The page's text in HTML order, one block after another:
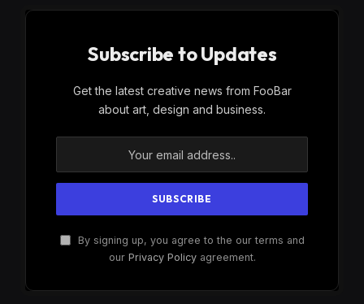
Subscribe to Updates
Get the latest creative news from FooBar
about art, design and business.
By signing up, you agree to the our terms and
our Privacy Policyagreement.